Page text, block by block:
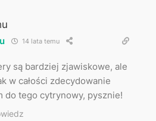
14 lata temu
są bardziej zjawiskowe, ale
w całości zdecydowanie
do tego cytrynowy, pysznie!